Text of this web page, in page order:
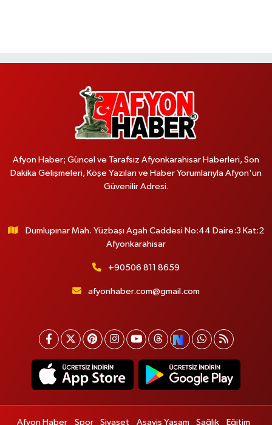
Afyon Haber; Güncel ve Tarafsız Afyonkarahisar Haberleri, Son
Dakika Gelişmeleri, Köşe Yazıları ve Haber Yorumlarıyla Afyon'un
Güvenilir Adresi.
Dumlupınar Mah. Yüzbaşı Agah Caddesi No:44 Daire:3 Kat:2
Afyonkarahisar
+90506 811 8659
afyonhaber.com@gmail.com
Afyon Haber Spor Siyaset Asayiş Yaşam Sağlık Eğitim